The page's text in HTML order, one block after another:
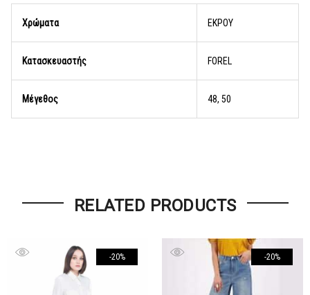
Χρώματα EKΡOY
Κατασκευαστής FOREL
Μέγεθος 48, 50
RELATED PRODUCTS
-20% -20%